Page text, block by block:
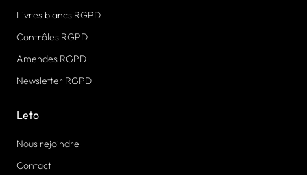
Livres blancs RGPD
Contrôles RGPD
Amendes RGPD
Newsletter RGPD
Leto
Nous rejoindre
Contact